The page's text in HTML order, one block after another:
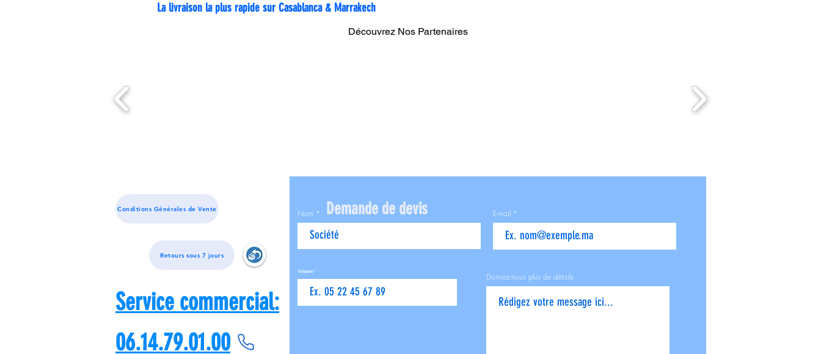
La livraison la plus rapide sur Casablanca & Marrakech
Découvrez Nos Partenaires
Conditions Générales de Vente
Retours sous 7 jours
Service commercial:
06.14.79.01.00
Demande de devis
Nom E-mail
Téléphone
Donnez-nous plus de détails